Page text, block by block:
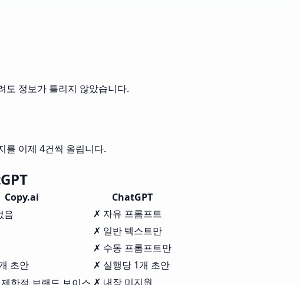
도 정보가 틀리지 않았습니다.
를 이제 4건씩 올립니다.
Copy.ai
ChatGPT
음
✗ 자유 프롬프트
✗ 일반 텍스트만
✗ 수동 프롬프트만
초안
✗ 실행당 1개 초안
✗ 내장 미지원